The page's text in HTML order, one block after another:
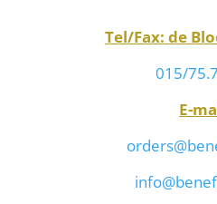
Tel/Fax: de
015/
E-